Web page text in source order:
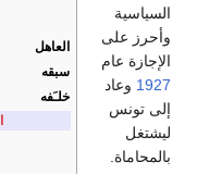
العاهل
سبقه
خلـَفه
السياسية
وأحرز على
الإجازة عام
1927 وعاد
إلى تونس
ليشتغل
بالمحاماة.